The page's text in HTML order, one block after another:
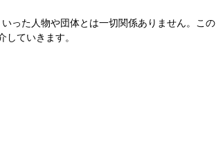
ー
った人物や団体とは一切関係ありません。この
ていきます。